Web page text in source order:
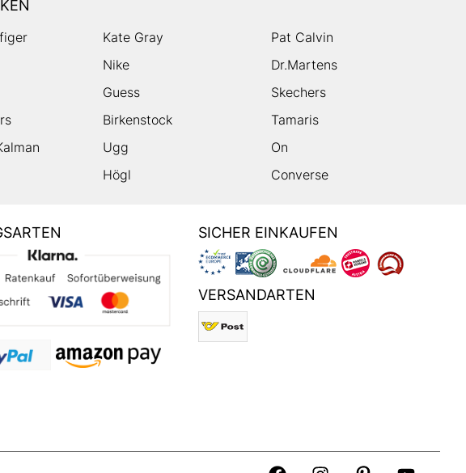
Kate Gray
Pat Calvin
Nike
Dr.Martens
Guess
Skechers
Birkenstock
Tamaris
Ugg
On
Högl Converse
SICHER EINKAUFEN
VERSANDARTEN